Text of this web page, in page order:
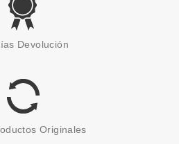
Devolución
Originales